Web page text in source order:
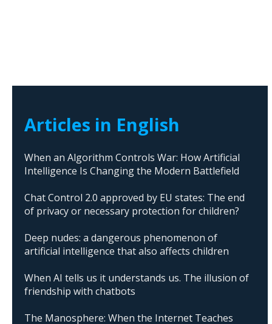
Articles in English
When an Algorithm Controls War: How Artificial
Intelligence Is Changing the Modern Battlefield
Chat Control 2.0 approved by EU states: The end
of privacy or necessary protection for children?
Deep nudes: a dangerous phenomenon of
artificial intelligence that also affects children
When AI tells us it understands us. The illusion of
friendship with chatbots
The Manosphere: When the Internet Teaches